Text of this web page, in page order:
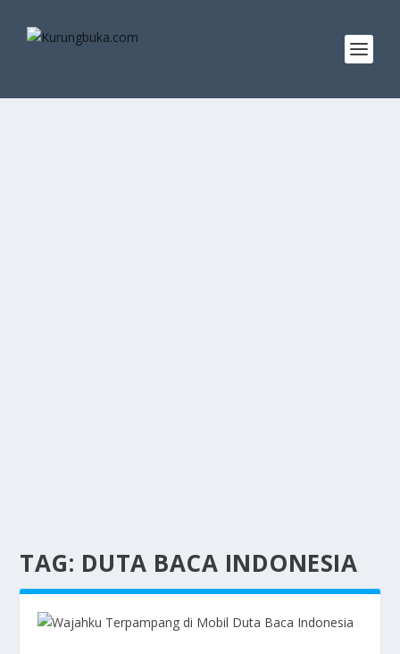
TAG: DUTA BACA INDONESIA